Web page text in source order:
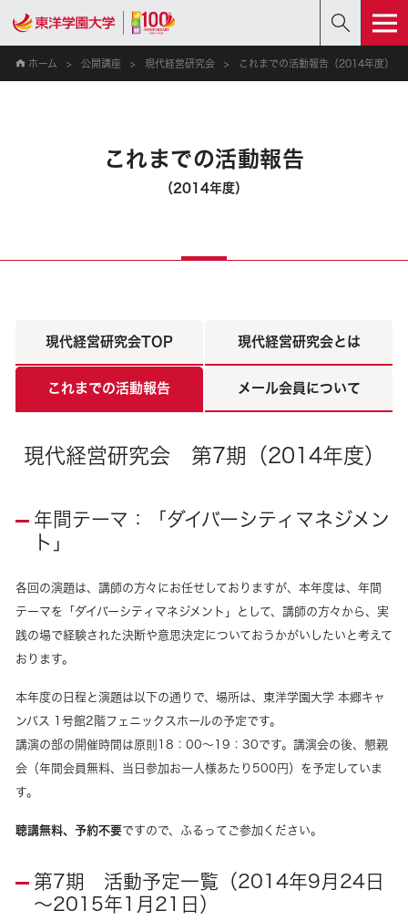
ホーム 公開講座 現代経営研究会 これまでの活動報告（2014年度）
これまでの活動報告
（2014年度）
現代経営研究会TOP 現代経営研究会とは
これまでの活動報告 メール会員について
現代経営研究会 第7期（2014年度）
年間テーマ：「ダイバーシティマネジメン
ト」
各回の演題は、講師の方々にお任せしておりますが、本年度は、年間
テーマを「ダイバーシティマネジメント」として、講師の方々から、実
践の場で経験された決断や意思決定についておうかがいしたいと考えて
おります。
本年度の日程と演題は以下の通りで、場所は、東洋学園大学 本郷キャ
ンパス 1号館2階フェニックスホールの予定です。
講演の部の開催時間は原則18：00～19：30です。講演会の後、懇親
会（年間会員無料、当日参加お一人様あたり500円）を予定していま
す。
聴講無料、予約不要ですので、ふるってご参加ください。
第7期 活動予定一覧（2014年9月24日
～2015年1月21日）